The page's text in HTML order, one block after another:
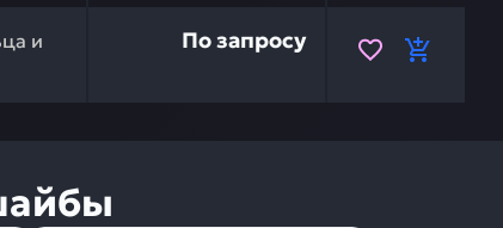
и
— это инвестиция в бесперебойную
По запросу